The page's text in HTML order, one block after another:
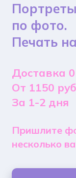
по фото.
Печать
Доставка
От 1150 руб
За 1-2 дня
Пришлите
несколько